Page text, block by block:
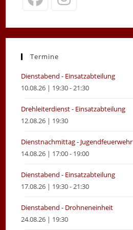
Termine
Dienstabend - Einsatzabteilung
10.08.26 | 19:30 - 21:30
Drehleiterdienst - Einsatzabteilung
12.08.26 | 19:30
Dienstnachmittag - Jugendfeuerwehr
14.08.26 | 17:00 - 19:00
Dienstabend - Einsatzabteilung
17.08.26 | 19:30 - 21:30
Dienstabend - Drohneneinheit
24.08.26 | 19:30